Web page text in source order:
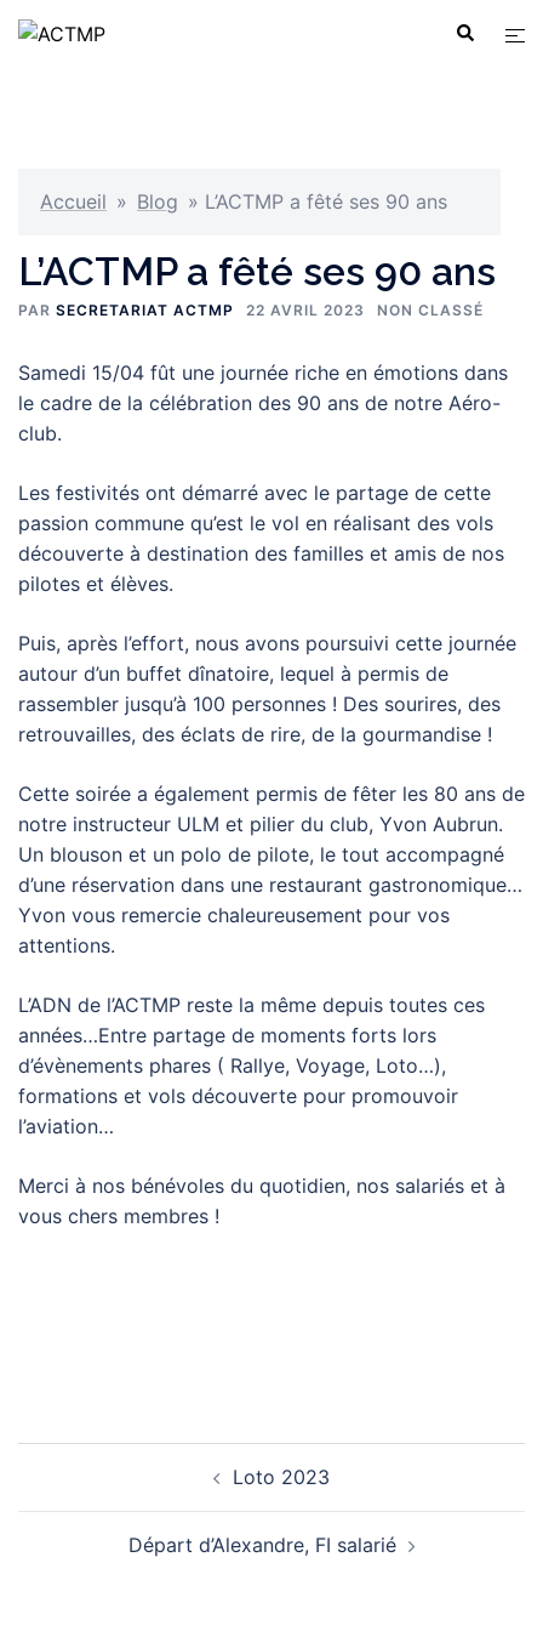
Aller
au
Accueil » Blog » L’ACTMP a fêté ses 90 ans
L’ACTMP a fêté ses 90 ans
PAR SECRETARIAT ACTMP 22 AVRIL 2023 NON CLASSÉ
Samedi 15/04 fût une journée riche en émotions dans
le cadre de la célébration des 90 ans de notre Aéro-
club.
Les festivités ont démarré avec le partage de cette
passion commune qu’est le vol en réalisant des vols
découverte à destination des familles et amis de nos
pilotes et élèves.
Puis, après l’effort, nous avons poursuivi cette journée
autour d’un buffet dînatoire, lequel à permis de
rassembler jusqu’à 100 personnes ! Des sourires, des
retrouvailles, des éclats de rire, de la gourmandise !
Cette soirée a également permis de fêter les 80 ans de
notre instructeur ULM et pilier du club, Yvon Aubrun.
Un blouson et un polo de pilote, le tout accompagné
d’une réservation dans une restaurant gastronomique…
Yvon vous remercie chaleureusement pour vos
attentions.
L’ADN de l’ACTMP reste la même depuis toutes ces
années…Entre partage de moments forts lors
d’évènements phares ( Rallye, Voyage, Loto…),
formations et vols découverte pour promouvoir
l’aviation…
Merci à nos bénévoles du quotidien, nos salariés et à
vous chers membres !
Navigation d’article
Loto 2023
Départ d’Alexandre, FI salarié